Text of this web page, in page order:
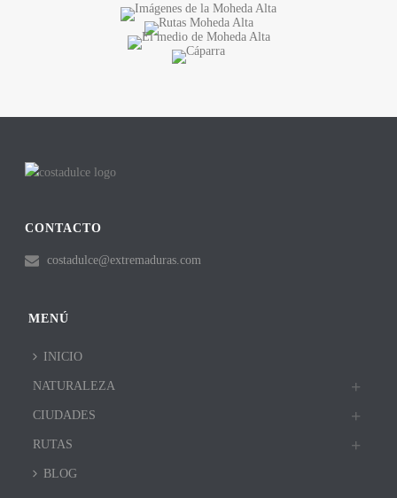
CONTACTO
costadulce@extremaduras.com
MENÚ
INICIO
NATURALEZA
CIUDADES
RUTAS
BLOG